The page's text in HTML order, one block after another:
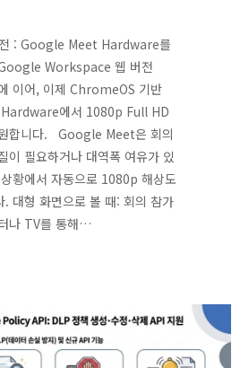
전 : Google Meet Hardware를
Workspace 웹 버전
이어, 이제 ChromeOS 기반
에서 1080p Full HD
합니다. Google Meet은 회의
이 필요하거나 대역폭 여유가 있
황에서 자동으로 1080p 해상도
. 대형 화면으로 볼 때: 회의 참가
나 TV를 통해…